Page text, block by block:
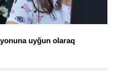
uyğun olaraq